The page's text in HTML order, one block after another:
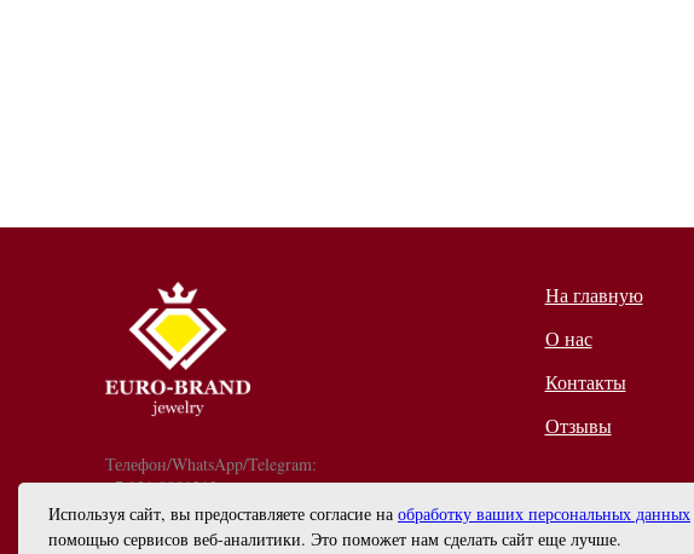
Используя сайт, вы предоставляете согласие на обработку ваших персональных данных
помощью сервисов веб-аналитики. Это поможет нам сделать сайт еще лучше.
Телефон/WhatsApp/Telegram:
+7 921 9081213
График работы: с 10:00 до 18:00
info@euro-brand.ru
На главную
О нас
Контакты
Отзывы